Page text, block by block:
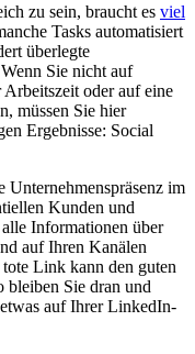
zu sein, braucht es viel
Tasks automatisiert
überlegte
Sie nicht auf
oder auf eine
müssen Sie hier
Ergebnisse: Social
Unternehmenspräsenz im
Kunden und
Informationen über
auf Ihren Kanälen
tote Link kann den guten
bleiben Sie dran und
auf Ihrer LinkedIn-